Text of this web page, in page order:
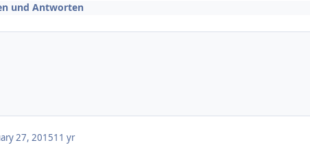
und Antworten
27, 201511 yr